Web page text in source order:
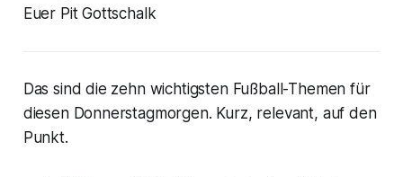
Euer Pit Gottschalk
Das sind die zehn wichtigsten Fußball-Themen für
diesen Donnerstagmorgen. Kurz, relevant, auf den
Punkt.